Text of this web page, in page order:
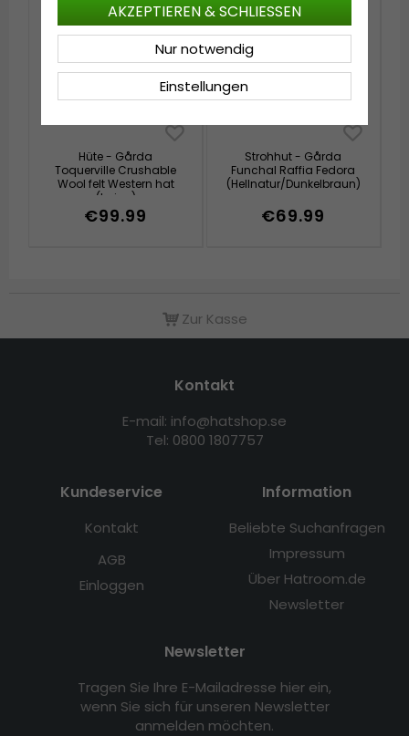
Hüte - Gårda
Toquerville Crushable
Wool felt Western hat
(beige)
€99.99
Strohhut - Gårda
Funchal Raffia Fedora
(Hellnatur/Dunkelbraun)
€69.99
Zur Kasse
Kontakt
E-mail: info@hatshop.se
Tel: 0800 1807757
Kundeservice
Kontakt
AGB
Einloggen
Information
Beliebte Suchanfragen
Impressum
Über Hatroom.de
Newsletter
Newsletter
Tragen Sie Ihre E-Mailadresse hier ein,
wenn Sie sich für unseren Newsletter
anmelden möchten.
Einstellungen
Nur notwendig
AKZEPTIEREN & SCHLIESSEN